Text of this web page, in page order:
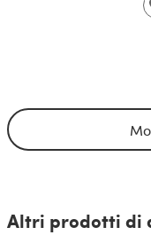
Altri prodotti di